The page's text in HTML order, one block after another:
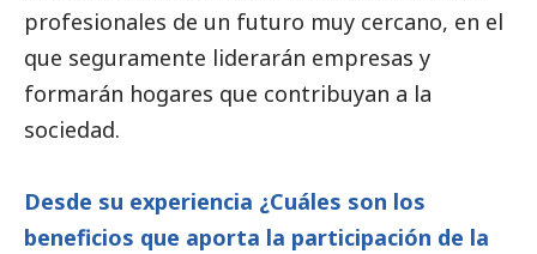
profesionales de un futuro muy cercano, en el
que seguramente liderarán empresas y
formarán hogares que contribuyan a la
sociedad.
Desde su experiencia ¿Cuáles son los
beneficios que aporta la participación de la